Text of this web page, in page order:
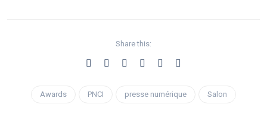
Share this:
Awards PNCI presse numérique Salon